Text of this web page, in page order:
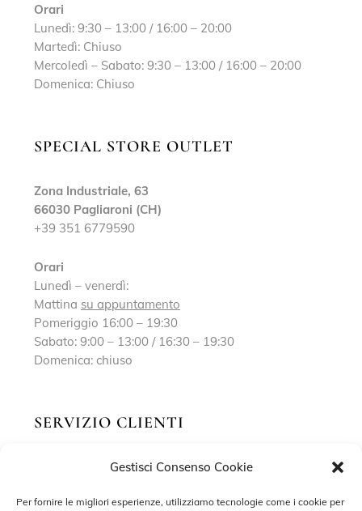
Gestisci Consenso Cookie
Per fornire le migliori esperienze, utilizziamo tecnologie come i cookie per
Orari
Lunedì: 9:30 – 13:00 / 16:00 – 20:00
Martedì: Chiuso
Mercoledì – Sabato: 9:30 – 13:00 / 16:00 – 20:00
Domenica: Chiuso
SPECIAL STORE OUTLET
Zona Industriale, 63
66030 Pagliaroni (CH)
+39 351 6779590
Orari
Lunedì – venerdì:
Mattina su appuntamento
Pomeriggio 16:00 – 19:30
Sabato: 9:00 – 13:00 / 16:30 – 19:30
Domenica: chiuso
SERVIZIO CLIENTI
Richiedi un appuntamento
Contatti